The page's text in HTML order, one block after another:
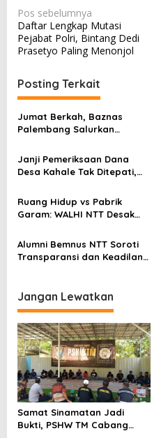
N
a
v
g
a
s
p
s
Pos sebelumnya
Daftar Lengkap Mutasi
Pejabat Polri, Bintang Dedi
Prasetyo Paling Menonjol
Posting Terkait
Jumat Berkah, Baznas
Palembang Salurkan
Kertapati
Janji Pemeriksaan Dana
Desa Kahale Tak Ditepati,
Keseriusan Kejati NTT
Ruang Hidup vs Pabrik
Garam: WALHI NTT Desak
Ndao Berubah Permanen
Alumni Bemnus NTT Soroti
Transparansi dan Keadilan
Unkriswina Sumba
Jangan Lewatkan
Samat Sinamatan Jadi
Bukti, PSHW TM Cabang